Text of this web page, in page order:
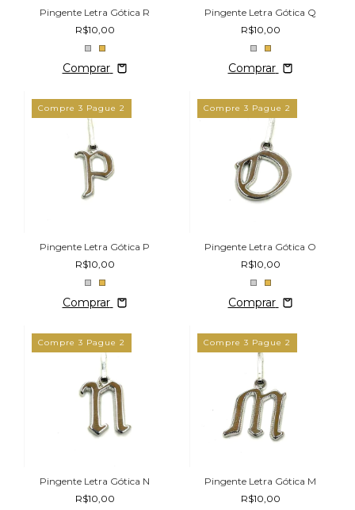
Pingente Letra Gótica R
R$10,00
Comprar
Pingente Letra Gótica Q
R$10,00
Comprar
Compre 3 Pague 2
Pingente Letra Gótica P
R$10,00
Comprar
Compre 3 Pague 2
Pingente Letra Gótica O
R$10,00
Comprar
Compre 3 Pague 2
Pingente Letra Gótica N
R$10,00
Compre 3 Pague 2
Pingente Letra Gótica M
R$10,00